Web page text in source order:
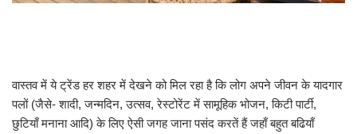
वास्तव में ये ट्रेंड हर शहर में देखने को मिल रहा है कि लोग अपने जीवन के यादगार
पलों (जैसे- शादी, जन्मदिन, उत्सव, रेस्टोरेंट में सामूहिक भोजन, किटी पार्टी,
छुटियाँ मनाना आदि) के लिए ऐसी जगह जाना पसंद करतें हैं जहाँ बहुत बढियाँ